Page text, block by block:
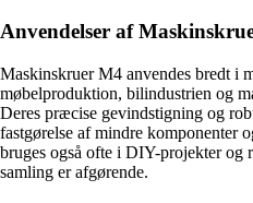
Anvendelser af
Maskinskruer M4 anvendes bredt i
møbelproduktion, bilindustrien og
Deres præcise gevindstigning og
fastgørelse af mindre komponenter
bruges også ofte i DIY-projekter og
samling er afgørende.